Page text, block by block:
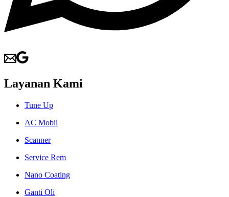
Layanan Kami
Tune Up
AC Mobil
Scanner
Service Rem
Nano Coating
Ganti Oli